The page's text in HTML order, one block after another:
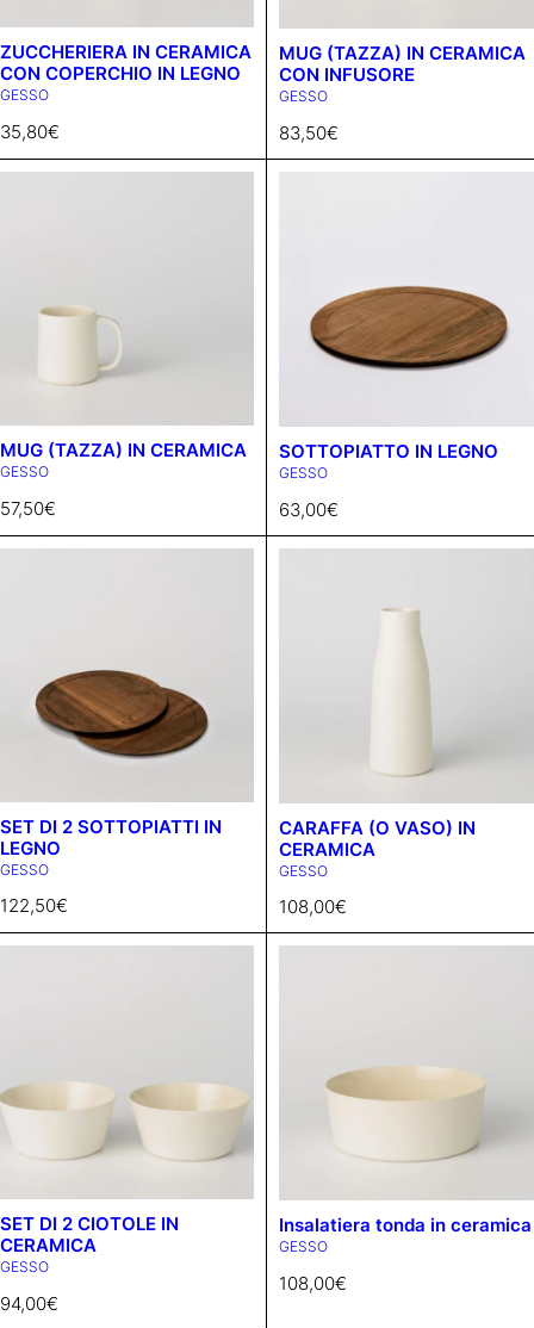
ZUCCHERIERA IN CERAMICA
CON COPERCHIO IN LEGNO
GESSO
35,80€
MUG (TAZZA) IN CERAMICA
CON INFUSORE
GESSO
83,50€
MUG (TAZZA) IN CERAMICA
GESSO
57,50€
SOTTOPIATTO IN LEGNO
GESSO
63,00€
SET DI 2 SOTTOPIATTI IN
LEGNO
GESSO
122,50€
CARAFFA (O VASO) IN
CERAMICA
GESSO
108,00€
SET DI 2 CIOTOLE IN
CERAMICA
GESSO
94,00€
Insalatiera tonda in ceramica
GESSO
108,00€